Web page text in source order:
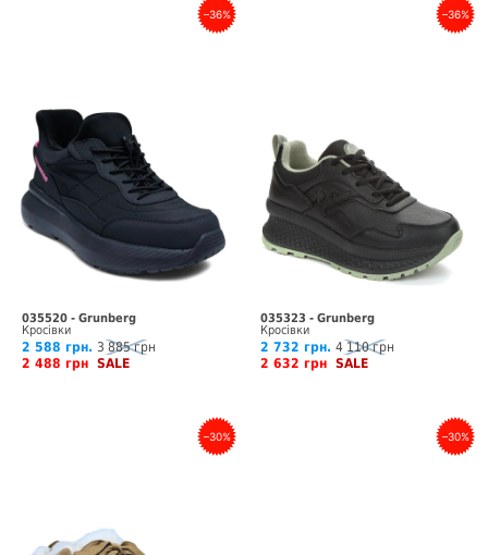
–36%
035520 - Grunberg
Кросівки
2 588 грн. 3 885 грн
2 488 грн SALE
–36%
035323 - Grunberg
Кросівки
2 732 грн. 4 110 грн
2 632 грн SALE
–30% –30%